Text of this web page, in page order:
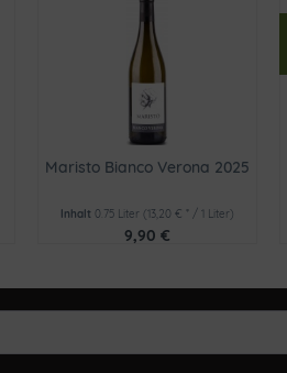
Maristo Bianco Verona 2025
Inhalt 0.75 Liter (13,20 € * / 1 Liter)
9,90 €